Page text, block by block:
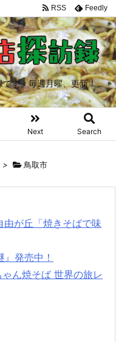
す。毎週月曜、更新！
Next Search
RSS Feedly
> 鳥取市
由が丘「焼きそばで味
発売中！
ん焼そば 世界の旅レ